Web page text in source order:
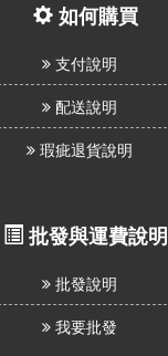
如何購買
支付說明
配送說明
瑕疵退貨說明
批發與運費說明
批發說明
我要批發